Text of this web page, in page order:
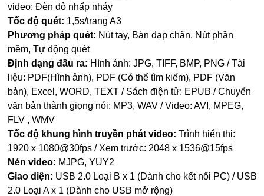
video: Đèn đỏ nhấp nháy
Tốc độ quét: 1,5s/trang A3
Phương pháp quét: Nút tay, Bàn đạp chân, Nút phần
mềm, Tự động quét
Định dạng đầu ra: Hình ảnh: JPG, TIFF, BMP, PNG / Tài
liệu: PDF(Hình ảnh), PDF (Có thể tìm kiếm), PDF (Văn
bản), Excel, WORD, TEXT / Sách điện tử: EPUB / Chuyển
văn bản thành giọng nói: MP3, WAV / Video: AVI, MPEG,
FLV , WMV
Tốc độ khung hình truyền phát video: Trình hiển thị:
1920 x 1080@30fps / Xem trước: 2048 x 1536@15fps
Nén video: MJPG, YUY2
Giao diện: USB 2.0 Loại B x 1 (Dành cho kết nối PC) / USB
2.0 Loại A x 1 (Dành cho USB mở rộng)